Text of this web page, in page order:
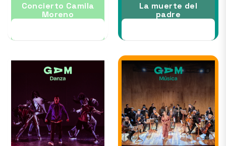
Concierto Camila
Moreno
La muerte del
padre